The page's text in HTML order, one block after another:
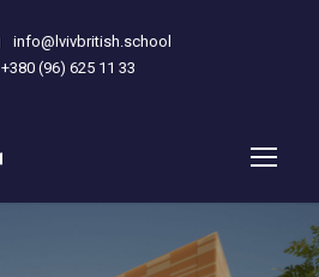
info@lvivbritish.school
+380 (96) 625 11 33